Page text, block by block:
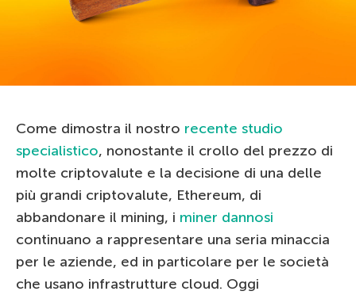
Come dimostra il nostro recente studio
specialistico, nonostante il crollo del prezzo di
molte criptovalute e la decisione di una delle
più grandi criptovalute, Ethereum, di
abbandonare il mining, i miner dannosi
continuano a rappresentare una seria minaccia
per le aziende, ed in particolare per le società
che usano infrastrutture cloud. Oggi